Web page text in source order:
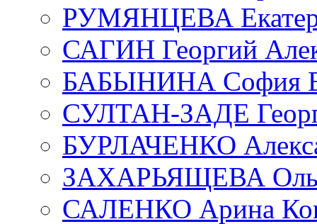
РУМЯНЦЕВА
САГИН Георгий
БАБЫНИНА София
СУЛТАН-ЗАДЕ
БУРЛАЧЕНКО
ЗАХАРЬЯЩЕВА
САЛЕНКО Арина